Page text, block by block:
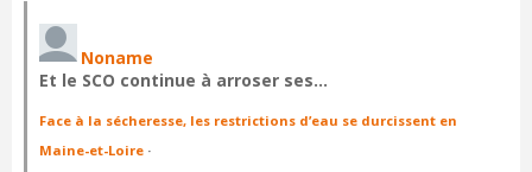
Noname
Et le SCO continue à arroser ses…
Face à la sécheresse, les restrictions d’eau se durcissent en
Maine-et-Loire ·